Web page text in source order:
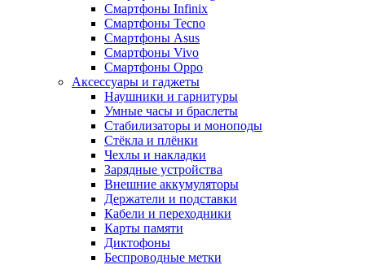
Смартфоны Infinix
Смартфоны Tecno
Смартфоны Asus
Смартфоны Vivo
Смартфоны Oppo
Аксессуары и гаджеты
Наушники и гарнитуры
Умные часы и браслеты
Стабилизаторы и моноподы
Стёкла и плёнки
Чехлы и накладки
Зарядные устройства
Внешние аккумуляторы
Держатели и подставки
Кабели и переходники
Карты памяти
Диктофоны
Беспроводные метки